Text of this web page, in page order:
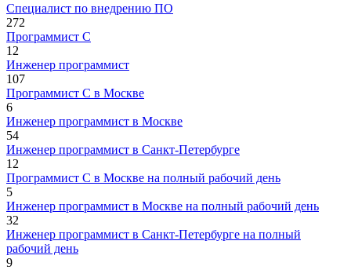
Специалист по внедрению ПО
272
Программист С
12
Инженер программист
107
Программист С в Москве
6
Инженер программист в Москве
54
Инженер программист в Санкт-Петербурге
12
Программист С в Москве на полный рабочий день
5
Инженер программист в Москве на полный рабочий день
32
Инженер программист в Санкт-Петербурге на полный
рабочий день
9